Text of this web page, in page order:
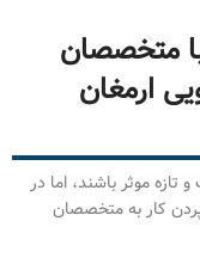
متخصصان
ارمغان
موثر باشند، اما در
کار به متخصصان